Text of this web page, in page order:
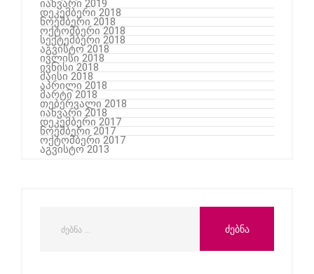
იანვარი 2019
დეკემბერი 2018
ნოემბერი 2018
ოქტომბერი 2018
სექტემბერი 2018
აგვისტო 2018
ივლისი 2018
ივნისი 2018
მაისი 2018
აპრილი 2018
მარტი 2018
თებერვალი 2018
იანვარი 2018
დეკემბერი 2017
ნოემბერი 2017
ოქტომბერი 2017
აგვისტო 2013